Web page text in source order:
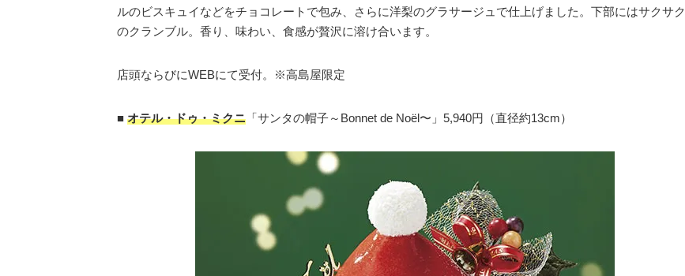
ルのビスキュイなどをチョコレートで包み、さらに洋梨のグラサージュで仕上げました。下部にはサクサク
のクランブル。香り、味わい、食感が贅沢に溶け合います。
店頭ならびにWEBにて受付。※高島屋限定
■ オテル・ドゥ・ミクニ 「サンタの帽子～Bonnet de Noël〜」5,940円（直径約13cm）